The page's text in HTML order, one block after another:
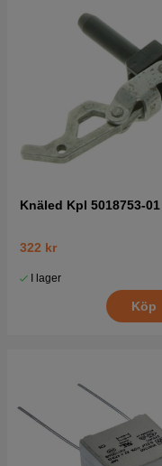
Knäled Kpl 5018753-01
322 kr
I lager
Köp